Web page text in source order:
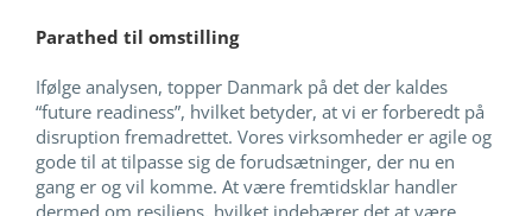
Parathed til omstilling
Ifølge analysen, topper Danmark på det der kaldes
“future readiness”, hvilket betyder, at vi er forberedt på
disruption fremadrettet. Vores virksomheder er agile og
gode til at tilpasse sig de forudsætninger, der nu en
gang er og vil komme. At være fremtidsklar handler
dermed om resiliens, hvilket indebærer det at være